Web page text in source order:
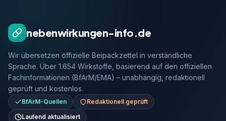
nebenwirkungen-info.de
Wir übersetzen offizielle Beipackzettel in verständliche
Sprache. Über 1.654 Wirkstoffe, basierend auf den offiziellen
Fachinformationen (BfArM/EMA) – unabhängig, redaktionell
geprüft und kostenlos.
BfArM-Quellen
Redaktionell geprüft
Laufend aktualisiert